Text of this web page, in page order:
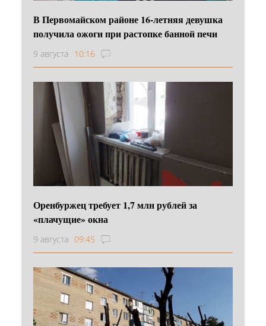
В Первомайском районе 16‑летняя девушка
получила ожоги при растопке банной печи
9 августа 10:16
Оренбуржец требует 1,7 млн рублей за
«плачущие» окна
9 августа 09:45